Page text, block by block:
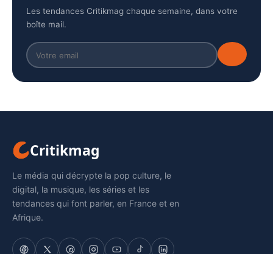
Les tendances Critikmag chaque semaine, dans votre
boîte mail.
Critikmag
Le média qui décrypte la pop culture, le
digital, la musique, les séries et les
tendances qui font parler, en France et en
Afrique.